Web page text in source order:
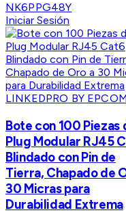
NK6PPG48Y
Iniciar Sesión
LINKEDPRO BY EPCOM
Bote con 100 Piezas
Plug Modular RJ45
Blindado con Pin de
Tierra, Chapado de
30 Micras para
Durabilidad Extrema